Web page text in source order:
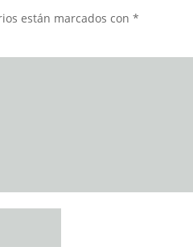
están marcados con*